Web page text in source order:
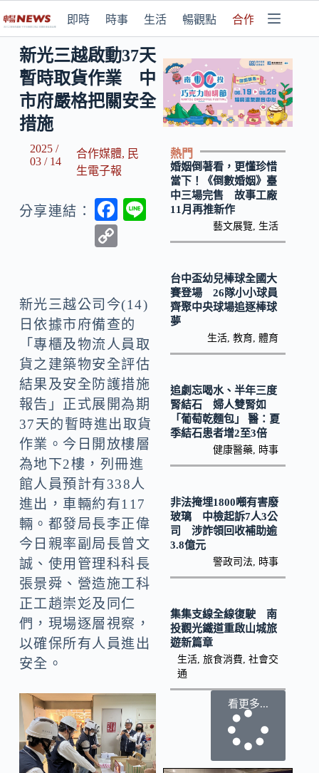
即時 時事 生活 暢觀點 合作媒體
新光三越啟動37天
暫時取貨作業 中
市府嚴格把關安全
措施
2025 /
03 / 14
合作媒體, 民
生電子報
分享連結：
F
o
o
k
y
Li
n
k
新光三越公司今(14)
日依據市府備查的
「專櫃及物流人員取
貨之建築物安全評估
結果及安全防護措施
報告」正式展開為期
37天的暫時進出取貨
作業。今日開放樓層
為地下2樓，列冊進
館人員預計有338人
進出，車輛約有117
輛。都發局長李正偉
今日親率副局長曾文
誠、使用管理科科長
張景舜、營造施工科
正工趙崇彣及同仁
們，現場逐層視察，
以確保所有人員進出
安全。
熱門
婚姻倒著看，更懂珍惜
當下！《倒數婚姻》臺
中三場完售 故事工廠
11月再推新作
藝文展覽 生活
台中盃幼兒棒球全國大
賽登場 26隊小小球員
齊聚中央球場追逐棒球
夢
生活 ,教育 ,體育
追劇忘喝水、半年三度
腎結石 婦人雙腎如
「葡萄乾麵包」 醫：夏
季結石患者增2至3倍
健康醫藥 時事
非法掩埋1800噸有害廢
玻璃 中檢起訴7人3公
司 涉詐領回收補助逾
3.8億元
警政司法 時事
集集支線全線復駛 南
投觀光鐵道重啟山城旅
遊新篇章
生活, 旅食消費 社會交
通
看更多...